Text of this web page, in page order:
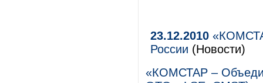
23.12.2010
России (Новости)
«КОМСТАР –